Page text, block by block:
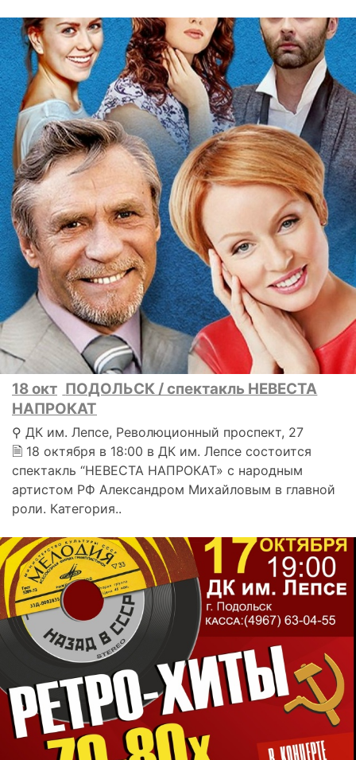
18 окт ПОДОЛЬСК / спектакль НЕВЕСТА
НАПРОКАТ
⚲ ДК им. Лепсе, Революционный проспект, 27
🗎 18 октября в 18:00 в ДК им. Лепсе состоится
спектакль “НЕВЕСТА НАПРОКАТ» с народным
артистом РФ Александром Михайловым в главной
роли. Категория..